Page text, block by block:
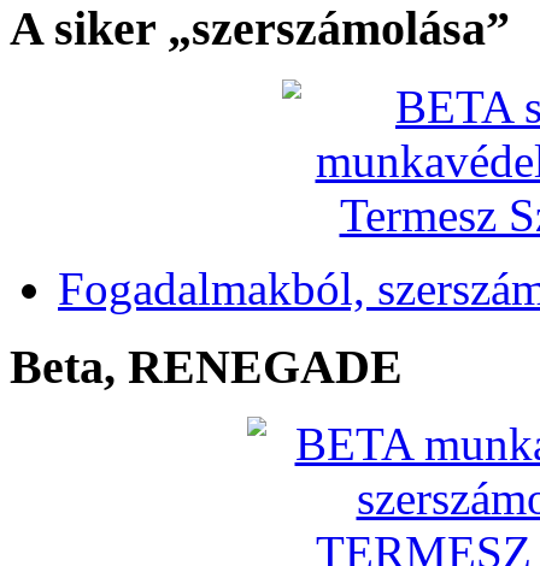
A siker „szerszámolása”
Fogadalmakból,
Beta, RENEGADE